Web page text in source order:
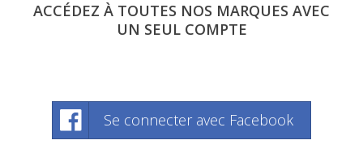
ACCÉDEZ À TOUTES NOS MARQUES AVEC
UN SEUL COMPTE
Se connecter avec Facebook